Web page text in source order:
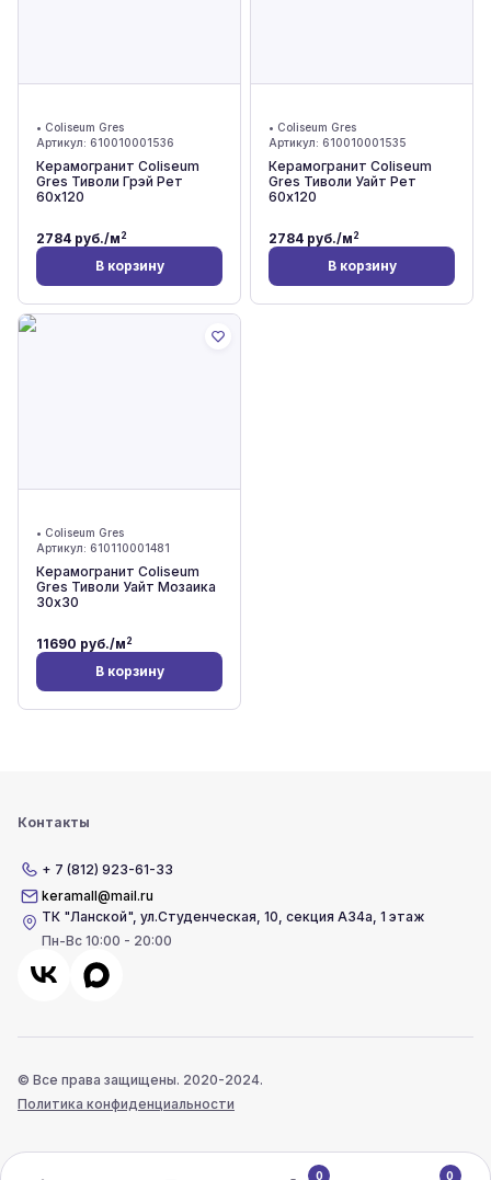
• Coliseum Gres
Артикул: 610010001536
Керамогранит Coliseum
Gres Тиволи Грэй Рет
60x120
2784 руб./м2
В корзину
• Coliseum Gres
Артикул: 610010001535
Керамогранит Coliseum
Gres Тиволи Уайт Рет
60x120
2784 руб./м2
В корзину
• Coliseum Gres
Артикул: 610110001481
Керамогранит Coliseum
Gres Тиволи Уайт Мозаика
30x30
11690 руб./м2
В корзину
Контакты
+ 7 (812) 923-61-33
keramall@mail.ru
ТК "Ланской",ул.Студенческая, 10, секция А34а, 1 этаж
Пн-Вс 10:00 - 20:00
© Все права защищены. 2020-2024.
Политика конфиденциальности
0 0